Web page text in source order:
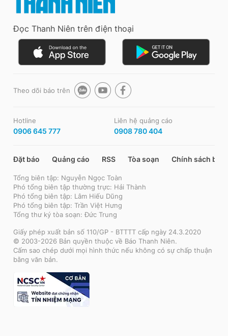
Đọc Thanh Niên trên điện thoại
Theo dõi báo trên
Hotline
0906 645 777
Liên hệ quảng cáo
0908 780 404
Đặt báo Quảng cáo RSS Tòa soạn Chính sách bảo
Tổng biên tập: Nguyễn Ngọc Toàn
Phó tổng biên tập thường trực: Hải Thành
Phó tổng biên tập: Lâm Hiếu Dũng
Phó tổng biên tập: Trần Việt Hưng
Tổng thư ký tòa soạn: Đức Trung
Giấy phép xuất bản số 110/GP - BTTTT cấp ngày 24.3.2020
© 2003-2026 Bản quyền thuộc về Báo Thanh Niên.
Cấm sao chép dưới mọi hình thức nếu không có sự chấp thuận
bằng văn bản.